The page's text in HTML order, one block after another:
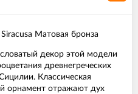
Матовая бронза
декор этой модели
древнегреческих
Классическая
орнамент отражают дух